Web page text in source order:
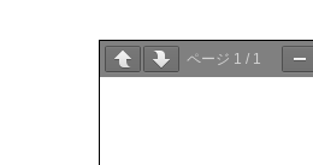
ページ 1 / 1